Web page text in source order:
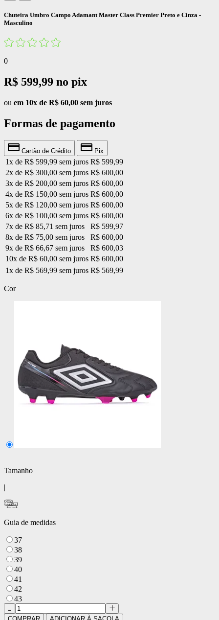
Chuteira Umbro Campo Adamant Master Class Premier Preto e Cinza -
Masculino
0
R$ 599,99 no pix
ou em 10x de R$ 60,00 sem juros
Formas de pagamento
Cartão de Crédito Pix
1x de R$ 599,99 sem juros R$ 599,99
2x de R$ 300,00 sem juros R$ 600,00
3x de R$ 200,00 sem juros R$ 600,00
4x de R$ 150,00 sem juros R$ 600,00
5x de R$ 120,00 sem juros R$ 600,00
6x de R$ 100,00 sem juros R$ 600,00
7x de R$ 85,71 sem juros
R$ 599,97
8x de R$ 75,00 sem juros
R$ 600,00
9x de R$ 66,67 sem juros
R$ 600,03
10x de R$ 60,00 sem juros R$ 600,00
1x de R$ 569,99 sem juros R$ 569,99
Cor
Tamanho
|
Guia de medidas
37
38
39
40
41
42
43